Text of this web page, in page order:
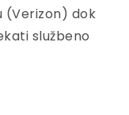
(Verizon) dok
službeno